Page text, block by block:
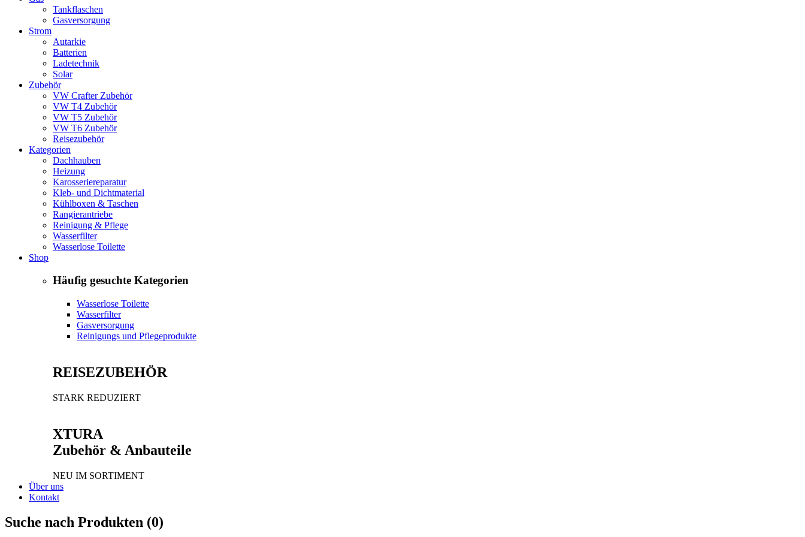
Tankflaschen
Gasversorgung
Strom
Autarkie
Batterien
Ladetechnik
Solar
Zubehör
VW Crafter Zubehör
VW T4 Zubehör
VW T5 Zubehör
VW T6 Zubehör
Reisezubehör
Kategorien
Dachhauben
Heizung
Karosseriereparatur
Kleb- und Dichtmaterial
Kühlboxen & Taschen
Rangierantriebe
Reinigung & Pflege
Wasserfilter
Wasserlose Toilette
Shop
Häufig gesuchte Kategorien
Wasserlose Toilette
Wasserfilter
Gasversorgung
Reinigungs und Pflegeprodukte
REISEZUBEHÖR
STARK REDUZIERT
XTURA
Zubehör & Anbauteile
NEU IM SORTIMENT
Über uns
Kontakt
Suche nach Produkten (0)